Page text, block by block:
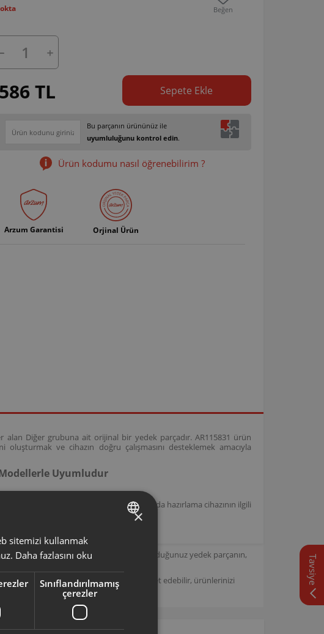
Beğen
586 TL Sepete Ekle
Bu parçanın ürününüz ile
uyumluluğunu kontrol edin.
Ürün kodumu nasıl öğrenebilirim ?
Arzum Garantisi Orjinal Ürün
alan Diğer grubuna ait orijinal bir yedek parçadır. AR115831 ürün
ve cihazın doğru çalışmasını desteklemek amacıyla
Uyumludur
akıllı bahçe sistemleri ile uyumlu olup, gıda hazırlama cihazının ilgili
için tasarlanmıştır. Seçmiş olduğunuz yedek parçanın,
Arzum Destek Sitemizi ziyaret edebilir, ürünlerinizi
Tavsiye
×
sitemizi kullanmak
Daha fazlasını oku
Sınıflandırılmamış
çerezler